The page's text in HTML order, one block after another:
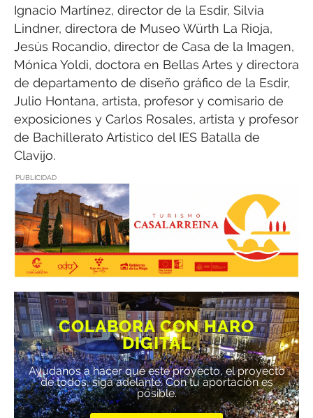
Ignacio Martínez, director de la Esdir, Silvia
Lindner, directora de Museo Würth La Rioja,
Jesús Rocandio, director de Casa de la Imagen,
Mónica Yoldi, doctora en Bellas Artes y directora
de departamento de diseño gráfico de la Esdir,
Julio Hontana, artista, profesor y comisario de
exposiciones y Carlos Rosales, artista y profesor
de Bachillerato Artístico del IES Batalla de
Clavijo.
PUBLICIDAD
COLABORA CON HARO
DIGITAL
Ayúdanos a hacer que este proyecto, el proyecto
de todos, siga adelante. Con tu aportación es
posible.